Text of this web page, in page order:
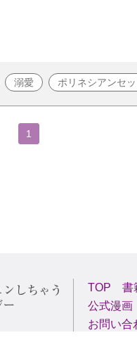
溺愛 ポリネシアンセ
1
TOP 書
公式漫画
お問い合